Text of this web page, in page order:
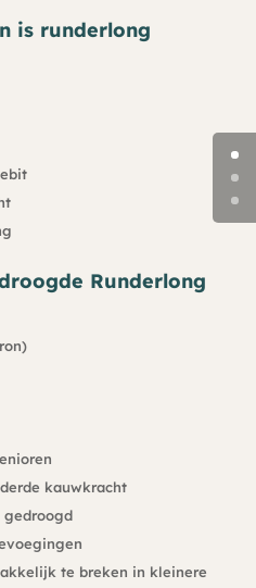
is runderlong
Runderlong
kauwkracht
gedroogd
te breken in kleinere